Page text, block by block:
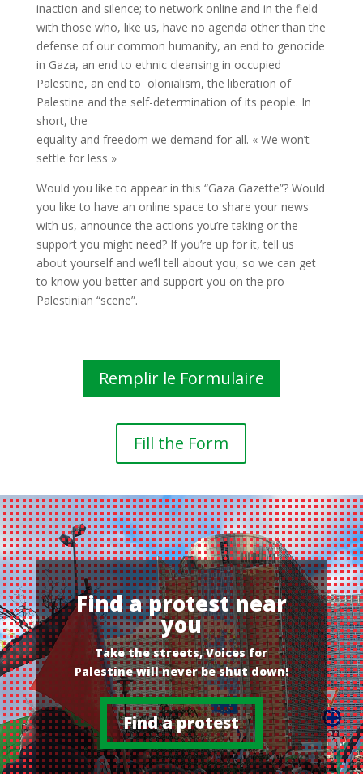
inaction and silence; to network online and in the field
with those who, like us, have no agenda other than the
defense of our common humanity, an end to genocide
in Gaza, an end to ethnic cleansing in occupied
Palestine, an end to olonialism, the liberation of
Palestine and the self-determination of its people. In
short, the
equality and freedom we demand for all. « We won’t
settle for less »
Would you like to appear in this “Gaza Gazette”? Would
you like to have an online space to share your news
with us, announce the actions you’re taking or the
support you might need? If you’re up for it, tell us
about yourself and we’ll tell about you, so we can get
to know you better and support you on the pro-
Palestinian “scene”.
Remplir le Formulaire
Fill the Form
Find a protest near
you
Take the streets, Voices for
Palestine will never be shut down!
Find a protest